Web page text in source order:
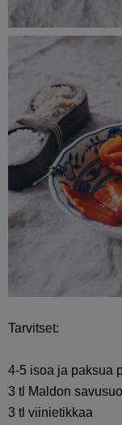
Tarvitset:
4-5 isoa ja paksua
3 tl Maldon
3 tl viinietikkaa